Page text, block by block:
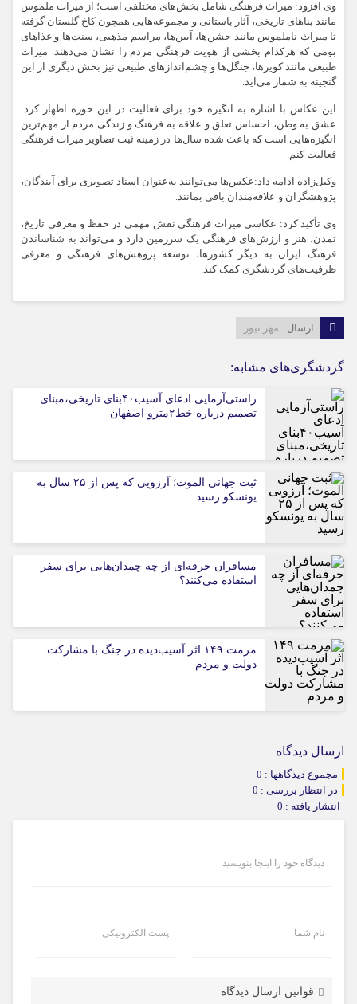
وی افزود: میراث فرهنگی شامل بخش‌های مختلفی است؛ از میراث ملموس
مانند بناهای تاریخی، آثار باستانی و مجموعه‌هایی همچون کاخ گلستان گرفته
تا میراث ناملموس مانند جشن‌ها، آیین‌ها، مراسم مذهبی، سنت‌ها و غذاهای
بومی که هرکدام بخشی از هویت فرهنگی مردم را نشان می‌دهند. میراث
طبیعی مانند کویرها، جنگل‌ها و چشم‌اندازهای طبیعی نیز بخش دیگری از این
گنجینه به شمار می‌آید.
این عکاس با اشاره به انگیزه خود برای فعالیت در این حوزه اظهار کرد:
عشق به وطن، احساس تعلق و علاقه به فرهنگ و زندگی مردم از مهم‌ترین
انگیزه‌هایی است که باعث شده سال‌ها در زمینه ثبت تصاویر میراث فرهنگی
فعالیت کنم.
وکیل‌زاده ادامه داد:عکس‌ها می‌توانند به‌عنوان اسناد تصویری برای آیندگان،
پژوهشگران و علاقه‌مندان باقی بمانند.
وی تأکید کرد: عکاسی میراث فرهنگی نقش مهمی در حفظ و معرفی تاریخ،
تمدن، هنر و ارزش‌های فرهنگی یک سرزمین دارد و می‌تواند به شناساندن
فرهنگ ایران به دیگر کشورها، توسعه پژوهش‌های فرهنگی و معرفی
ظرفیت‌های گردشگری کمک کند.
ارسال : مهر نیوز
گردشگری‌های مشابه:
راستی‌آزمایی ادعای آسیب۴۰بنای تاریخی،مبنای
تصمیم درباره خط۲مترو اصفهان
ثبت جهانی الموت؛ آرزویی که پس از ۲۵ سال به
یونسکو رسید
مسافران حرفه‌ای از چه چمدان‌هایی برای سفر
استفاده می‌کنند؟
مرمت ۱۴۹ اثر آسیب‌دیده در جنگ با مشارکت
دولت و مردم
ارسال دیدگاه
مجموع دیدگاهها : 0
در انتظار بررسی : 0
انتشار یافته : 0
دیدگاه خود را اینجا بنویسید
نام شما پست الکترونیکی
قوانین ارسال دیدگاه